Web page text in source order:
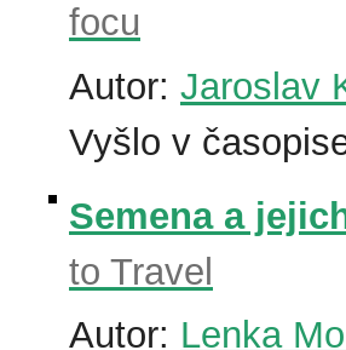
focu
Autor: Jaroslav
Vyšlo v
Semena a
to Travel
Autor: Lenka